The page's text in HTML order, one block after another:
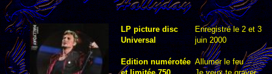
LP picture disc
Universal
Edition numérotée
Enregistré le 2 et 3
juin 2000
Allumer le feu